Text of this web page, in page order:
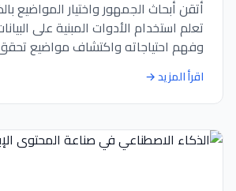
أتقن أبحاث الجمهور واختيار المواضيع
تعلم استخدام الأدوات المبنية على
وفهم احتياجاته واكتشاف مواضيع
اقرأ المزيد→